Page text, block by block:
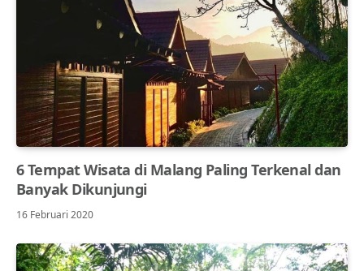
6 Tempat Wisata di Malang Paling Terkenal dan
Banyak Dikunjungi
16 Februari 2020